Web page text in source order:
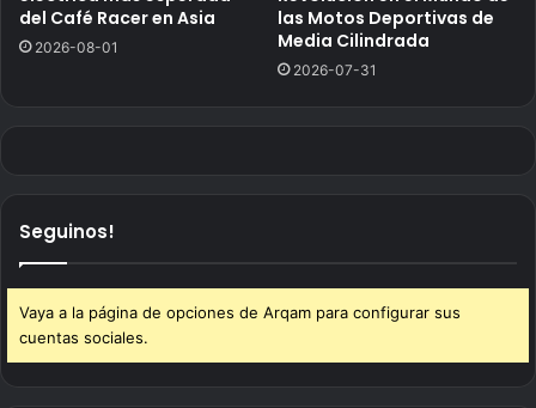
del Café Racer en Asia
2026-08-01
las Motos Deportivas de
Media Cilindrada
2026-07-31
Seguinos!
Vaya a la página de opciones de Arqam para configurar sus
cuentas sociales.